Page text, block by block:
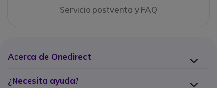
Servicio postventa y FAQ
Acerca de Onedirect
¿Necesita ayuda?